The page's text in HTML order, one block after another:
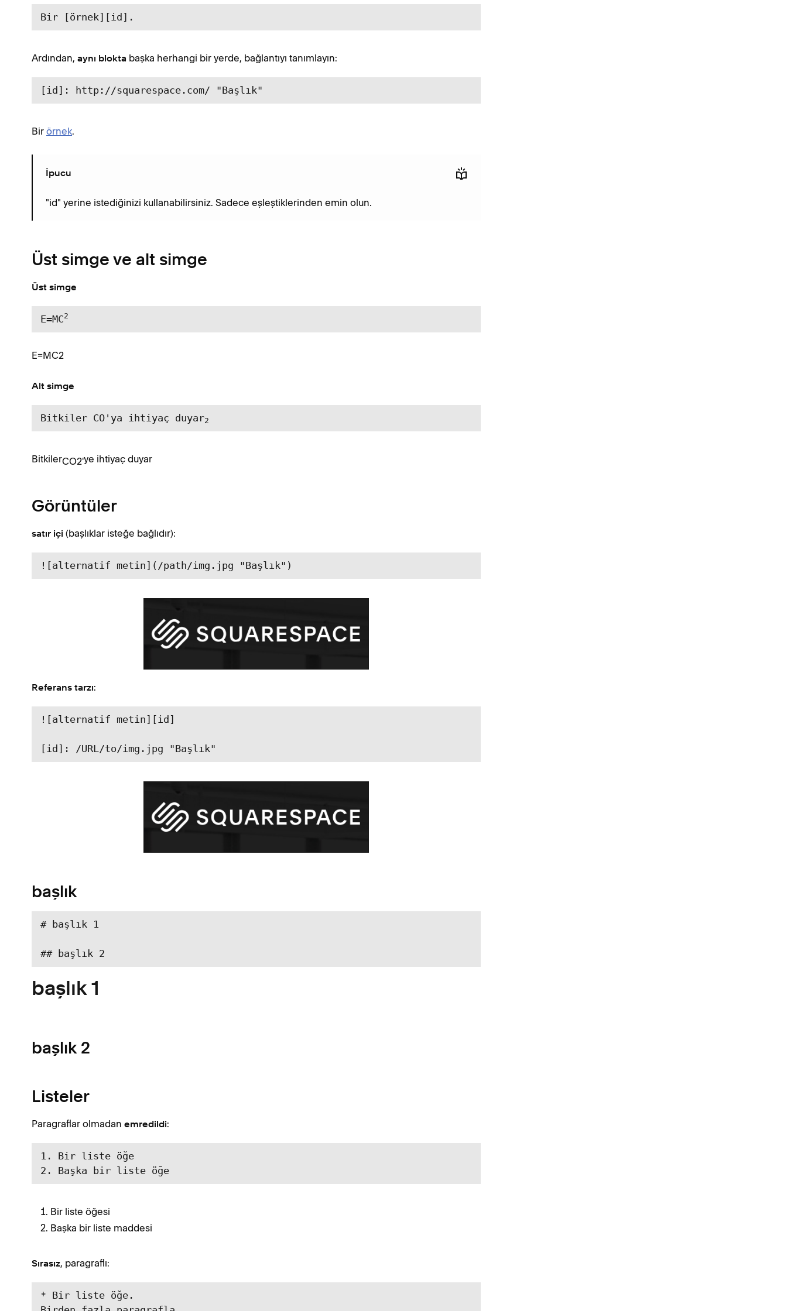
Bir [örnek][id].
Ardından, aynı blokta başka herhangi bir yerde, bağlantıyı tanımlayın:
[id]: http://squarespace.com/ "Başlık"
Bir örnek.
İpucu
"id" yerine istediğinizi kullanabilirsiniz. Sadece eşleştiklerinden emin olun.
Üst simge ve alt simge
Üst simge
E=MC2
E=MC2
Alt simge
Bitkiler CO'ya ihtiyaç duyar2
BitkilerCO2'ye ihtiyaç duyar
Görüntüler
satır içi (başlıklar isteğe bağlıdır):
![alternatif metin](/path/img.jpg "Başlık")
Referans tarzı:
![alternatif metin][id]
[id]: /URL/to/img.jpg "Başlık"
başlık
# başlık 1
## başlık 2
başlık 1
başlık 2
Listeler
Paragraflar olmadan emredildi:
1. Bir liste öğe
2. Başka bir liste öğe
Bir liste öğesi
Başka bir liste maddesi
Sırasız, paragraflı:
* Bir liste öğe.